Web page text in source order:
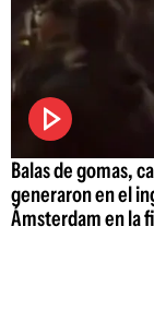
Balas de gomas,
generaron en el
Ámsterdam en la